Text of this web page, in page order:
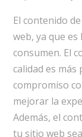
El contenido
web, ya que
consumen. El
calidad es
compromiso
mejorar la
Además, el
tu sitio web